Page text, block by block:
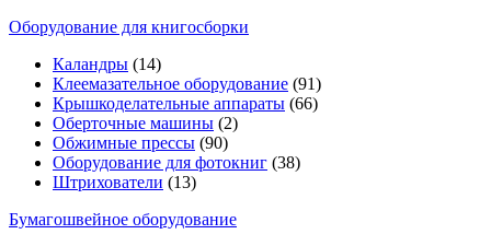
Оборудование для книгосборки
Каландры (14)
Клеемазательное оборудование (91)
Крышкоделательные аппараты (66)
Оберточные машины (2)
Обжимные прессы (90)
Оборудование для фотокниг (38)
Штрихователи (13)
Бумагошвейное оборудование